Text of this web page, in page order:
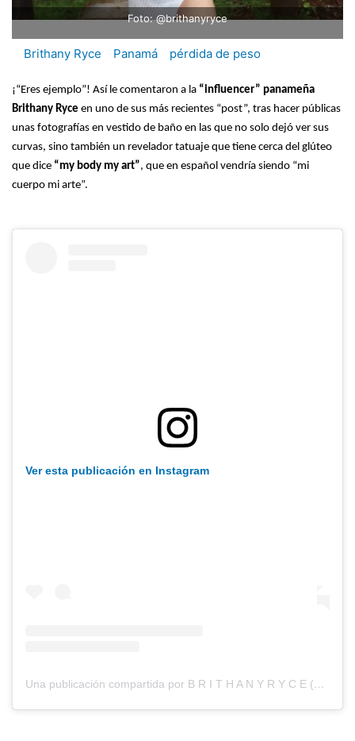
Foto: @brithanyryce
Brithany Ryce Panamá pérdida de peso
¡“Eres ejemplo”! Así le comentaron a la “influencer” panameña
Brithany Ryce en uno de sus más recientes “post”, tras hacer públicas
unas fotografías en vestido de baño en las que no solo dejó ver sus
curvas, sino también un revelador tatuaje que tiene cerca del glúteo
que dice “my body my art”, que en español vendría siendo “mi
cuerpo mi arte”.
Ver esta publicación en Instagram
Una publicación compartida por B R I T H A N Y R Y C E (@brithanyryce)